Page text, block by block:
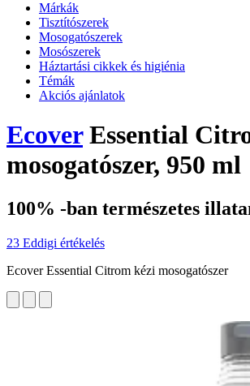
Márkák
Tisztítószerek
Mosogatószerek
Mosószerek
Háztartási cikkek és higiénia
Témák
Akciós ajánlatok
EcoverEssential
mosogatószer, 950 ml
100% -ban természetes
23 Eddigi értékelés
Ecover Essential Citrom kézi mosogatószer